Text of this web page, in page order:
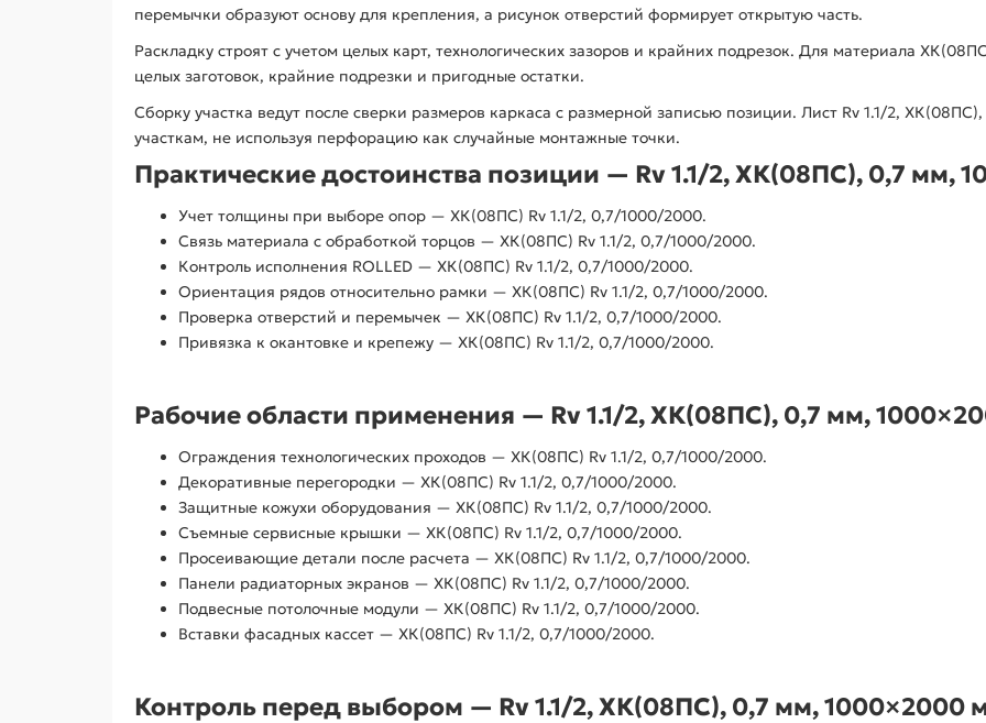
перемычки образуют основу для крепления, а рисунок отверстий формирует открытую часть.
Раскладку строят с учетом целых карт, технологических зазоров и крайних подрезок. Для материала
целых заготовок, крайние подрезки и пригодные остатки.
Сборку участка ведут после сверки размеров каркаса с размерной записью позиции. Лист Rv 1.1/2,
участкам, не используя перфорацию как случайные монтажные точки.
Практические достоинства позиции — Rv 1.1/2, ХК(08ПС), 0,7 мм,
Учет толщины при выборе опор — ХК(08ПС) Rv 1.1/2, 0,7/1000/2000.
Связь материала с обработкой торцов — ХК(08ПС) Rv 1.1/2, 0,7/1000/2000.
Контроль исполнения ROLLED — ХК(08ПС) Rv 1.1/2, 0,7/1000/2000.
Ориентация рядов относительно рамки — ХК(08ПС) Rv 1.1/2, 0,7/1000/2000.
Проверка отверстий и перемычек — ХК(08ПС) Rv 1.1/2, 0,7/1000/2000.
Привязка к окантовке и крепежу — ХК(08ПС) Rv 1.1/2, 0,7/1000/2000.
Рабочие области применения — Rv 1.1/2, ХК(08ПС), 0,7 мм,
Ограждения технологических проходов — ХК(08ПС) Rv 1.1/2, 0,7/1000/2000.
Декоративные перегородки — ХК(08ПС) Rv 1.1/2, 0,7/1000/2000.
Защитные кожухи оборудования — ХК(08ПС) Rv 1.1/2, 0,7/1000/2000.
Съемные сервисные крышки — ХК(08ПС) Rv 1.1/2, 0,7/1000/2000.
Просеивающие детали после расчета — ХК(08ПС) Rv 1.1/2, 0,7/1000/2000.
Панели радиаторных экранов — ХК(08ПС) Rv 1.1/2, 0,7/1000/2000.
Подвесные потолочные модули — ХК(08ПС) Rv 1.1/2, 0,7/1000/2000.
Вставки фасадных кассет — ХК(08ПС) Rv 1.1/2, 0,7/1000/2000.
Контроль перед выбором — Rv 1.1/2, ХК(08ПС), 0,7 мм, 1000×2000